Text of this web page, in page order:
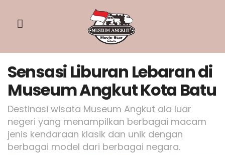
Sensasi Liburan Lebaran di
Museum Angkut Kota Batu
Destinasi wisata Museum Angkut ala luar
negeri yang menampilkan berbagai macam
jenis kendaraan klasik dan unik dengan
berbagai model dari berbagai negara.